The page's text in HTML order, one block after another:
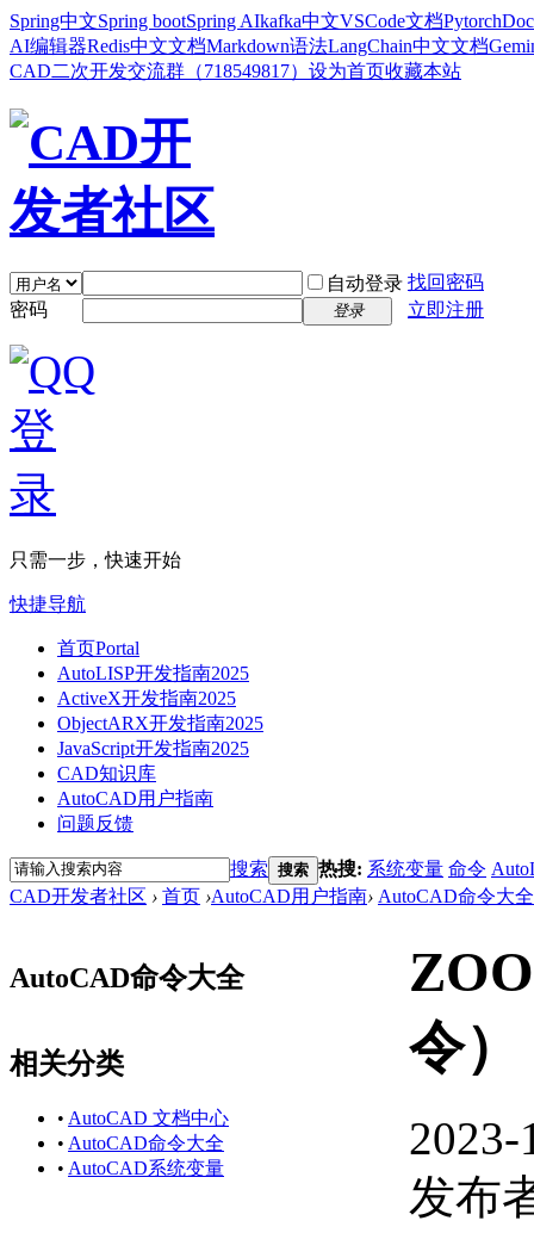
Spring中文Spring bootSpring AIkafka中文VSCode文档Pytorch
AI编辑器Redis中文文档Markdown语法LangChain中文文档
CAD二次开发交流群（718549817） 设为首页收藏本站
自动登录 找回密码
密码
登录 立即注册
只需一步，快速开始
快捷导航
首页Portal
AutoLISP开发指南2025
ActiveX开发指南2025
ObjectARX开发指南2025
JavaScript开发指南2025
CAD知识库
AutoCAD用户指南
问题反馈
搜索 搜索 热搜: 系统变量 命令
CAD开发者社区 › 首页 ›AutoCAD用户指南› AutoCAD命令大全
AutoCAD命令大全
相关分类
• AutoCAD 文档中心
• AutoCAD命令大全
• AutoCAD系统变量
令）
2023-
发布